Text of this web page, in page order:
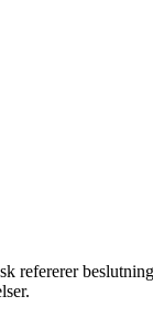
refererer